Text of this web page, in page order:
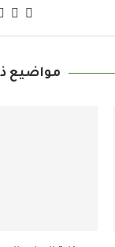
مواضيع